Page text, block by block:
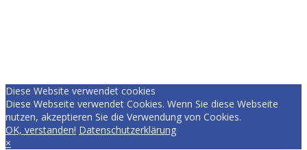
Diese Website verwendet cookies
Diese Webseite verwendet Cookies. Wenn Sie diese Webseite
nutzen, akzeptieren Sie die Verwendung von Cookies.
OK, verstanden! Datenschutzerklärung
×